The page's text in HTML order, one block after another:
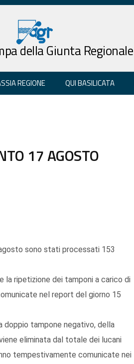
della Giunta Regionale
REGIONE QUI BASILICATA
17 AGOSTO
sono stati processati 153
la ripetizione dei tamponi a carico di
nel report del giorno 15
doppio tampone negativo, della
eliminata dal totale dei lucani
tempestivamente comunicate nei